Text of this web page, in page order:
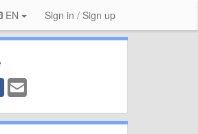
EN Sign in / Sign up